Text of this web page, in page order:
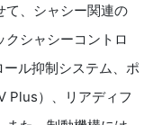
、シャシー関連の
シャシーコントロ
ル抑制システム、ポ
Plus）、リアディフ